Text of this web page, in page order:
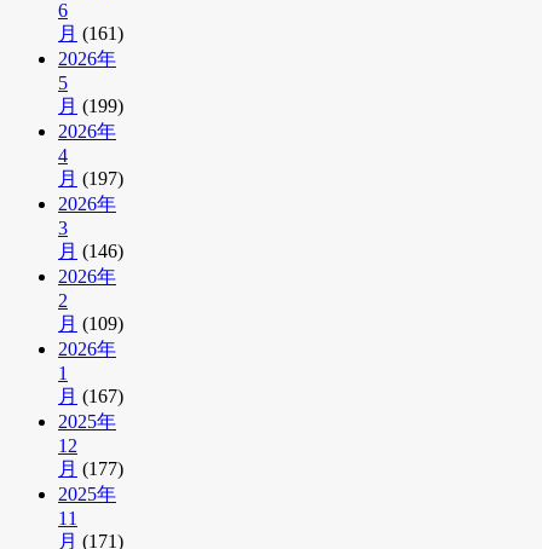
6
月 (161)
2026年
5
月 (199)
2026年
4
月 (197)
2026年
3
月 (146)
2026年
2
月 (109)
2026年
1
月 (167)
2025年
12
月 (177)
2025年
11
月 (171)